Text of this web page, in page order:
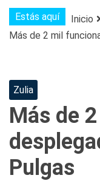
Estás aquí Inicio
Más de 2 mil
Zulia
Más de
Pulgas